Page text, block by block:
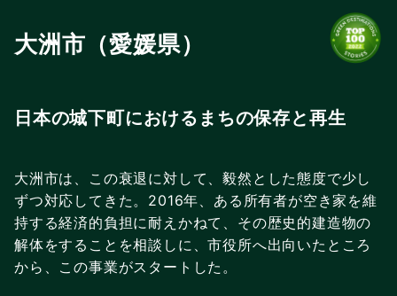
大洲市（愛媛県）
日本の城下町におけるまちの保存と再生
大洲市は、この衰退に対して、毅然とした態度で少し
ずつ対応してきた。2016年、ある所有者が空き家を維
持する経済的負担に耐えかねて、その歴史的建造物の
解体をすることを相談しに、市役所へ出向いたところ
から、この事業がスタートした。